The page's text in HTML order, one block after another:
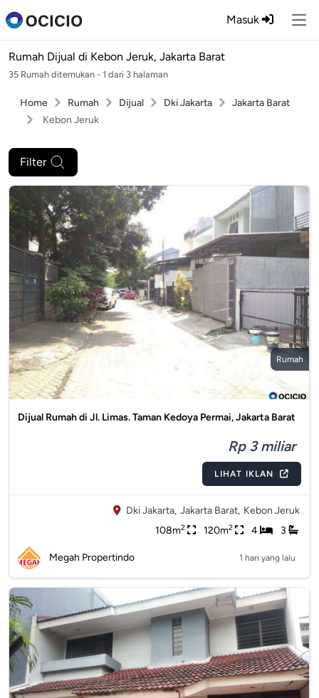
Masuk
Rumah Dijual di Kebon Jeruk, Jakarta Barat
35 Rumah ditemukan - 1 dari 3 halaman
Home Rumah Dijual Dki Jakarta
Jakarta Barat
Kebon Jeruk
Filter
Rumah
Dijual Rumah di Jl. Limas. Taman Kedoya Permai, Jakarta Barat
Rp 3 miliar
LIHAT IKLAN
Dki Jakarta, Jakarta Barat, Kebon Jeruk
108m2 120m2 4 3
Megah Propertindo 1 hari yang lalu